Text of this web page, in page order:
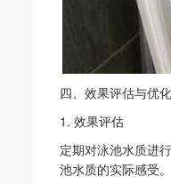
四、效果评估与优化
1. 效果评估
定期对泳池水质进
池水质的实际感受。